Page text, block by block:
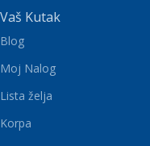
Vaš Kutak
Blog
Moj Nalog
Lista želja
Korpa